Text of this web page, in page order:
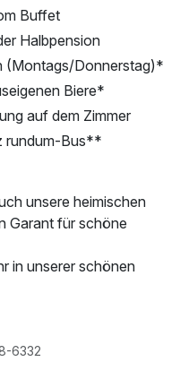
Buffet
Halbpension
(Montags/Donnerstag)*
Biere*
auf dem Zimmer
rundum-Bus**
unsere heimischen
Garant für schöne
in unserer schönen
und ein kühles
/
6332